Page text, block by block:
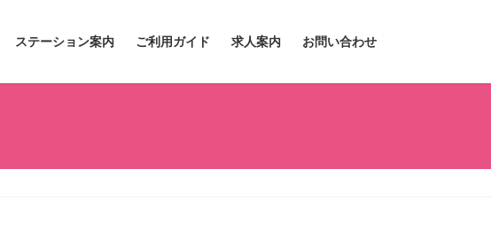
ステーション案内 ご利用ガイド 求人案内 お問い合わせ